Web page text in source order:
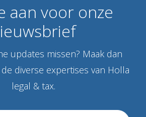
aan voor onze
updates missen? Maak dan
diverse expertises van Holla
legal & tax.